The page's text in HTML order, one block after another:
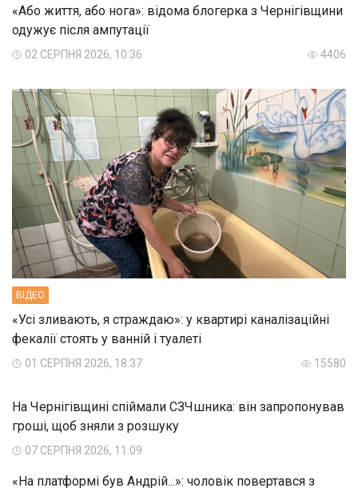
«Або життя, або нога»: відома блогерка з Чернігівщини
одужує після ампутації
02 СЕРПНЯ 2026, 10:36 4406
ВIДЕО
«Усі зливають, я страждаю»: у квартирі каналізаційні
фекалії стоять у ванній і туалеті
01 СЕРПНЯ 2026, 18:37 15580
На Чернігівщині спіймали СЗЧшника: він запропонував
гроші, щоб зняли з розшуку
07 СЕРПНЯ 2026, 11:09
«На платформі був Андрій...»: чоловік повертався з